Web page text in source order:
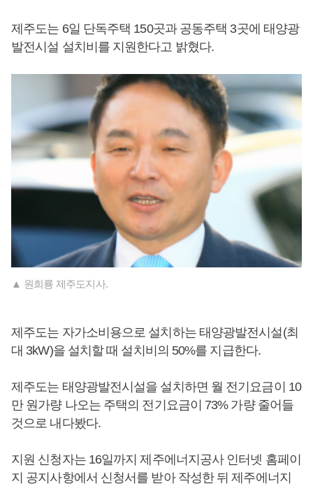
제주도는 6일 단독주택 150곳과 공동주택 3곳에 태양광
발전시설 설치비를 지원한다고 밝혔다.
▲ 원희룡 제주도지사.
제주도는 자가소비용으로 설치하는 태양광발전시설(최
대 3kW)을 설치할 때 설치비의 50%를 지급한다.
제주도는 태양광발전시설을 설치하면 월 전기요금이 10
만 원가량 나오는 주택의 전기요금이 73% 가량 줄어들
것으로 내다봤다.
지원 신청자는 16일까지 제주에너지공사 인터넷 홈페이
지 공지사항에서 신청서를 받아 작성한 뒤 제주에너지